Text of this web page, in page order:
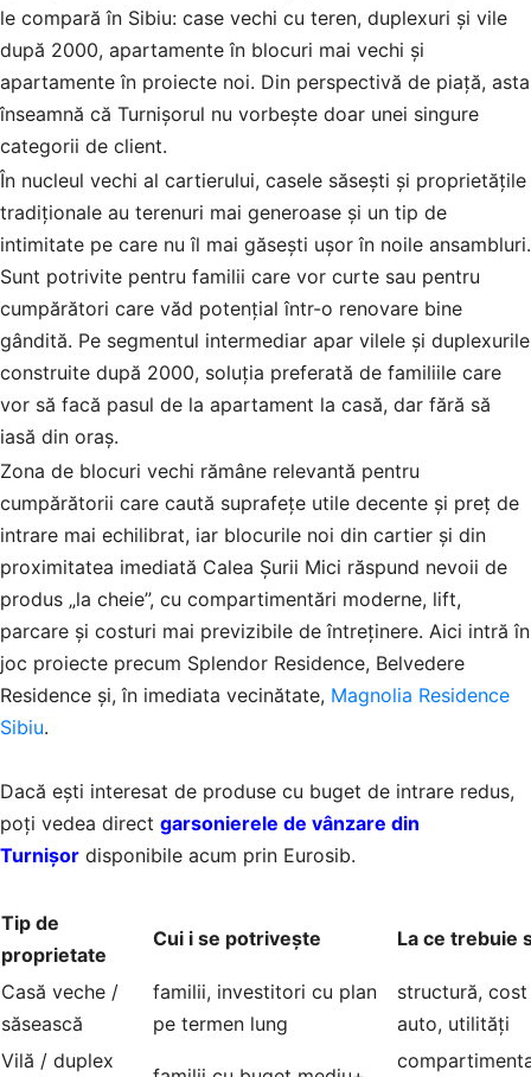
le compară în Sibiu: case vechi cu teren, duplexuri și vile
după 2000, apartamente în blocuri mai vechi și
apartamente în proiecte noi. Din perspectivă de piață, asta
înseamnă că Turnișorul nu vorbește doar unei singure
categorii de client.
În nucleul vechi al cartierului, casele săsești și proprietățile
tradiționale au terenuri mai generoase și un tip de
intimitate pe care nu îl mai găsești ușor în noile ansambluri.
Sunt potrivite pentru familii care vor curte sau pentru
cumpărători care văd potențial într-o renovare bine
gândită. Pe segmentul intermediar apar vilele și duplexurile
construite după 2000, soluția preferată de familiile care
vor să facă pasul de la apartament la casă, dar fără să
iasă din oraș.
Zona de blocuri vechi rămâne relevantă pentru
cumpărătorii care caută suprafețe utile decente și preț de
intrare mai echilibrat, iar blocurile noi din cartier și din
proximitatea imediată Calea Șurii Mici răspund nevoii de
produs „la cheie”, cu compartimentări moderne, lift,
parcare și costuri mai previzibile de întreținere. Aici intră în
joc proiecte precum Splendor Residence, Belvedere
Residence și, în imediata vecinătate, Magnolia Residence
Sibiu.
Dacă ești interesat de produse cu buget de intrare redus,
poți vedea direct garsonierele de vânzare din
Turnișor disponibile acum prin Eurosib.
Tip de
proprietate
Cui i se potrivește La ce trebuie
Casă veche /
săsească
familii, investitori cu plan
pe termen lung
structură,
auto, utilități
Vilă / duplex